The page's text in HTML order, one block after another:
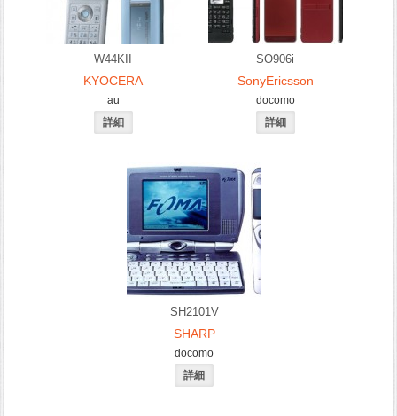
W44KII
KYOCERA
au
SO906i
SonyEricsson
docomo
SH2101V
SHARP
docomo